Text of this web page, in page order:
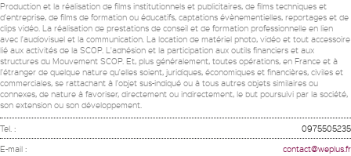
Production et la réalisation de films institutionnels et publicitaires, de films techniques et
d'entreprise, de films de formation ou éducatifs, captations évènementielles, reportages et de
clips vidéo. La réalisation de prestations de conseil et de formation professionnelle en lien
avec l'audiovisuel et la communication. La location de matériel photo, vidéo et tout accessoire
lié aux activités de la SCOP. L'adhésion et la participation aux outils financiers et aux
structures du Mouvement SCOP. Et, plus généralement, toutes opérations, en France et à
l'étranger de quelque nature qu'elles soient, juridiques, économiques et financières, civiles et
commerciales, se rattachant à l'objet sus-indiqué ou à tous autres objets similaires ou
connexes, de nature à favoriser, directement ou indirectement, le but poursuivi par la société,
son extension ou son développement.
Tel. : 0975505235
E-mail : contact@weplus.fr